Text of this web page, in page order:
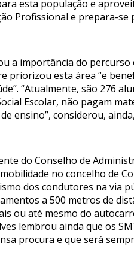
esta população e
Profissional e prepara-
a importância do percurso
priorizou esta área “e
“Atualmente, são 276
Escolar, não pagam
ensino”, considerou,
do Conselho de
no concelho de
dos condutores na via
a 500 metros de
ou até mesmo do
lembrou ainda que os
procura e que será